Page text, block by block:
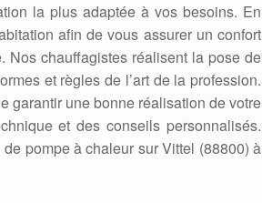
la plus adaptée à vos besoins. En
afin de vous assurer un confort
Nos chauffagistes réalisent la pose de
et règles de l’art de la profession.
garantir une bonne réalisation de votre
et des conseils personnalisés.
pompe à chaleur sur Vittel (88800) à